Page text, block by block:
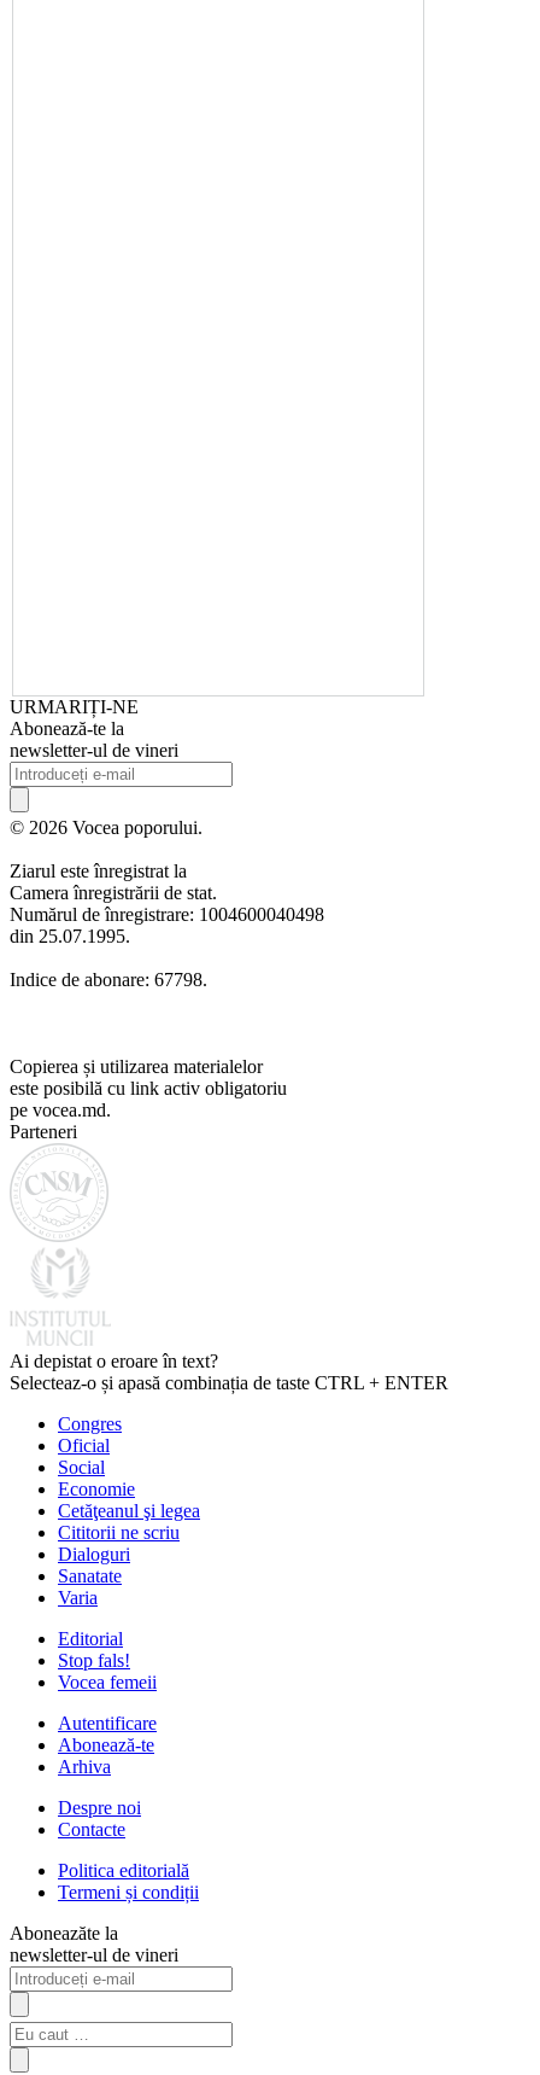
URMARIȚI-NE
Abonează-te la
newsletter-ul de vineri
© 2026 Vocea poporului.
Ziarul este înregistrat la
Camera înregistrării de stat.
Numărul de înregistrare: 1004600040498
din 25.07.1995.
Indice de abonare: 67798.
Copierea și utilizarea materialelor
este posibilă cu link activ obligatoriu
pe vocea.md.
Parteneri
Ai depistat o eroare în text?
Selecteaz-o și apasă combinația de taste CTRL + ENTER
Congres
Oficial
Social
Economie
Cetăţeanul şi legea
Cititorii ne scriu
Dialoguri
Sanatate
Varia
Editorial
Stop fals!
Vocea femeii
Autentificare
Abonează-te
Arhiva
Despre noi
Contacte
Politica editorială
Termeni și condiții
Aboneazăte la
newsletter-ul de vineri